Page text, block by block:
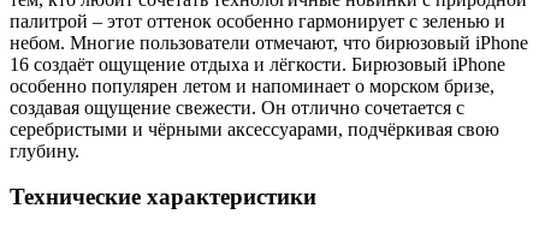
палитрой – этот оттенок особенно гармонирует с зеленью и
небом. Многие пользователи отмечают, что бирюзовый iPhone
16 создаёт ощущение отдыха и лёгкости. Бирюзовый iPhone
особенно популярен летом и напоминает о морском бризе,
создавая ощущение свежести. Он отлично сочетается с
серебристыми и чёрными аксессуарами, подчёркивая свою
глубину.
Технические характеристики